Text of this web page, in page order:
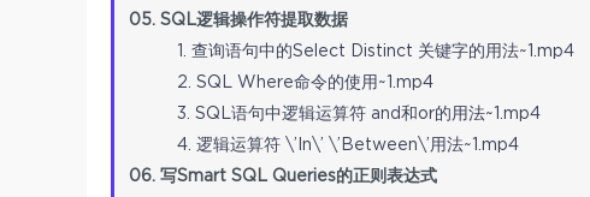
05. SQL逻辑操作符提取数据
1. 查询语句中的Select Distinct 关键字的用法~1.mp4
2. SQL Where命令的使用~1.mp4
3. SQL语句中逻辑运算符 and和or的用法~1.mp4
4. 逻辑运算符 \’In\’ \’Between\’用法~1.mp4
06. 写Smart SQL Queries的正则表达式